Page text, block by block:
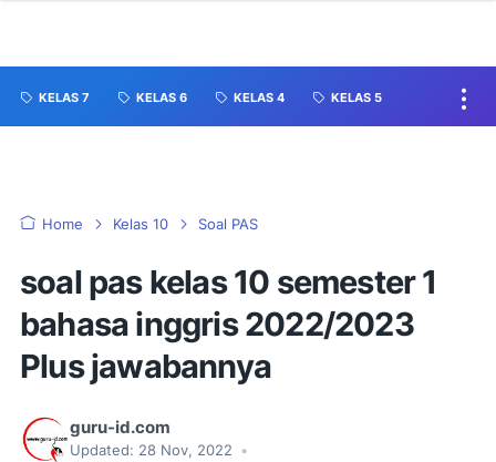
KELAS 7 KELAS 6 KELAS 4 KELAS 5
Home Kelas 10 Soal PAS
soal pas kelas 10 semester 1
bahasa inggris 2022/2023
Plus jawabannya
guru-id.com
Updated: 28 Nov, 2022
•